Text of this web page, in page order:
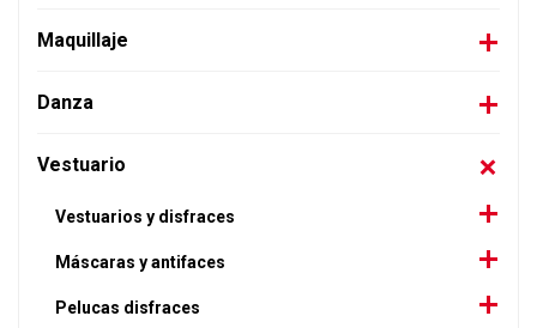
Maquillaje
Danza
Vestuario
Vestuarios y disfraces
Máscaras y antifaces
Pelucas disfraces